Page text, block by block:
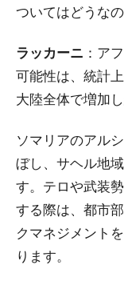
ついてはどうなの
ラッカーニ ：ア
可能性は、統計
大陸全体で増加
ソマリアのアル
ぼし、サヘル地
す。テロや武装
する際は、都市
クマネジメント
ります。